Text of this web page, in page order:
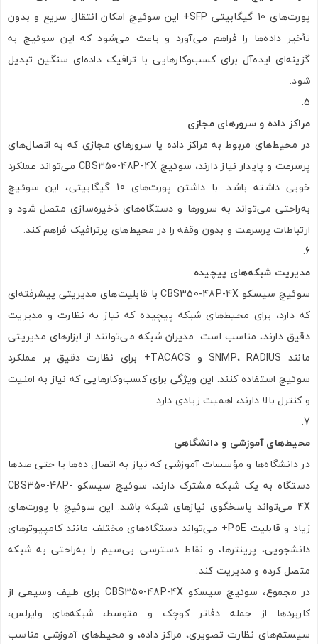
پورت‌های 10 گیگابیتی SFP+ این سوئیچ امکان انتقال سریع و بدون
تأخیر داده‌ها را فراهم می‌آورد و باعث می‌شود که این سوئیچ به
گزینه‌ای ایده‌آل برای کسب‌وکارهایی با ترافیک داده‌ای سنگین تبدیل
شود.
مراکز داده و سرورهای مجازی
در محیط‌های مربوط به مراکز داده یا سرورهای مجازی که به اتصال‌های
پرسرعت و پایدار نیاز دارند، سوئیچ CBS350-48P-4X می‌تواند عملکرد
خوبی داشته باشد. با داشتن پورت‌های 10 گیگابیتی، این سوئیچ
به‌راحتی می‌تواند به سرورها و دستگاه‌های ذخیره‌سازی متصل شود و
ارتباطات پرسرعت و بدون وقفه را در محیط‌های پرترافیک فراهم کند.
مدیریت شبکه‌های پیچیده
سوئیچ سیسکو CBS350-48P-4X با قابلیت‌های مدیریتی پیشرفته‌ای
که دارد، برای محیط‌های شبکه پیچیده که نیاز به نظارت و مدیریت
دقیق دارند، مناسب است. مدیران شبکه می‌توانند از ابزارهای مدیریتی
مانند SNMP، RADIUS و TACACS+ برای نظارت دقیق بر عملکرد
سوئیچ استفاده کنند. این ویژگی برای کسب‌وکارهایی که نیاز به امنیت
و کنترل بالا دارند، اهمیت زیادی دارد.
محیط‌های آموزشی و دانشگاهی
در دانشگاه‌ها و مؤسسات آموزشی که نیاز به اتصال ده‌ها یا حتی صدها
دستگاه به یک شبکه مشترک دارند، سوئیچ سیسکو CBS350-48P-
4X می‌تواند پاسخگوی نیازهای شبکه باشد. این سوئیچ با پورت‌های
زیاد و قابلیت PoE+ می‌تواند دستگاه‌های مختلف مانند کامپیوترهای
دانشجویی، پرینترها، و نقاط دسترسی بی‌سیم را به‌راحتی به شبکه
متصل کرده و مدیریت کند.
در مجموع، سوئیچ سیسکو CBS350-48P-4X برای طیف وسیعی از
کاربردها از جمله دفاتر کوچک و متوسط، شبکه‌های وایرلس،
سیستم‌های نظارت تصویری، مراکز داده، و محیط‌های آموزشی مناسب
اشتراک گذاری در شبکه های اجتماعی
ارسال به ایمیل
ارسال
تصاویر رسمی